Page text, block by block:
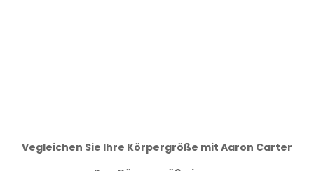
Vegleichen Sie Ihre Körpergröße mit Aaron Carter